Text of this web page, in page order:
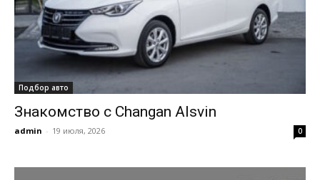
Подбор авто
Знакомство с Changan Alsvin
admin - 19 июля, 2026 0